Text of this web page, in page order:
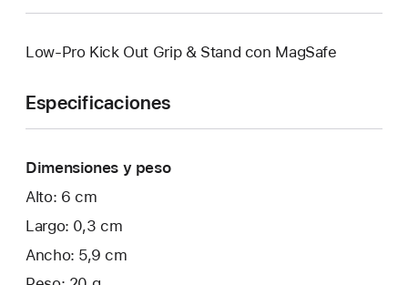
Low-Pro Kick Out Grip & Stand con MagSafe
Especificaciones
Dimensiones y peso
Alto: 6 cm
Largo: 0,3 cm
Ancho: 5,9 cm